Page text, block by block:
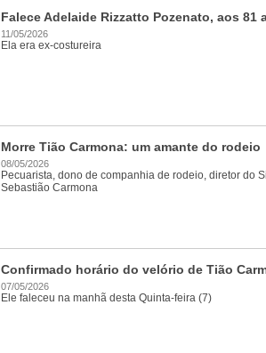
Falece Adelaide Rizzatto Pozenato, aos 81
11/05/2026
Ela era ex-costureira
Morre Tião Carmona: um amante do rodeio
08/05/2026
Pecuarista, dono de companhia de rodeio, diretor do
Sebastião Carmona
Confirmado horário do velório de Tião
07/05/2026
Ele faleceu na manhã desta Quinta-feira (7)